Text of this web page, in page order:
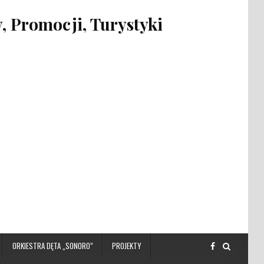
Promocji, Turystyki
ORKIESTRA DĘTA „SONORO” PROJEKTY